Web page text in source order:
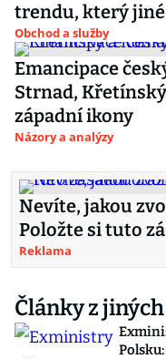
trendu, který
Obchod a služby
Emancipace
Strnad,
západní ikony
Názory a analýzy
Nevíte, jakou
Položte si tuto
Reklama
Články z